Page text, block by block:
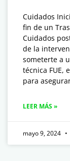
Cuidados
fin de un
Cuidados
de la
someterte a
técnica FUE,
para
LEER MÁS »
mayo 9, 2024